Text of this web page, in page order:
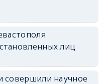
лиц
совершили научное